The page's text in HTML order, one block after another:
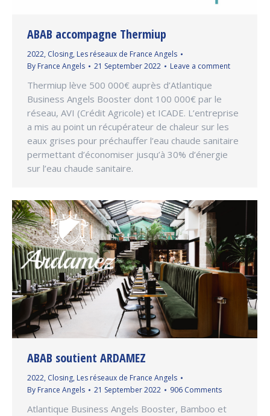
ABAB accompagne Thermiup
2022, Closing, Les réseaux de France Angels
By France Angels 21 September 2022 Leave a comment
Thermiup lève 500 000€ auprès d’Atlantique
Business Angels Booster dont 100 000€ par le
réseau, AVI (Crédit Agricole) et ICADE. L’entreprise
a mis au point un récupérateur de chaleur sur les
eaux grises pour préchauffer l’eau chaude sanitaire
permettant d’économiser jusqu’à 30% d’énergie
sur l’eau chaude sanitaire.
ABAB soutient ARDAMEZ
2022, Closing, Les réseaux de France Angels
By France Angels 21 September 2022 906 Comments
Atlantique Business Angels Booster, Bamboo et